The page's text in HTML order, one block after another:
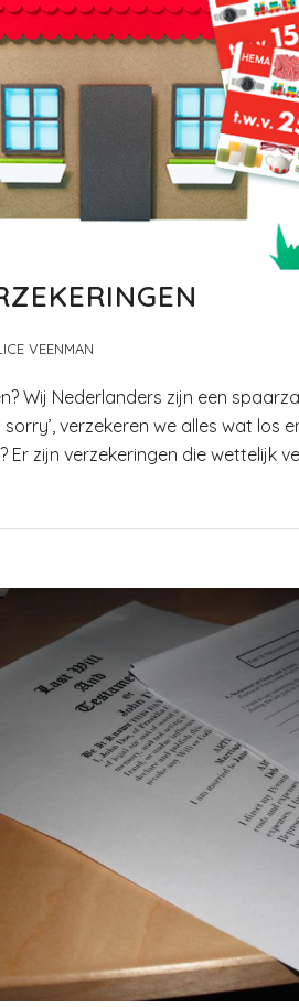
VEENMAN
Wij Nederlanders zijn een
verzekeren we alles wat los
Er zijn verzekeringen die wettelijk